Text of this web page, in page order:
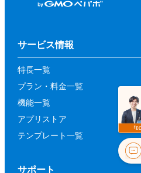
サービス情報
特長一覧
プラン・料金一覧
機能一覧
アプリストア
テンプレート一覧
サポート